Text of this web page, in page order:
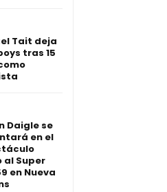
Tait deja
tras 15
Daigle se
en el
al Super
en Nueva